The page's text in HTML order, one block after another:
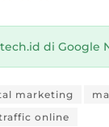
di Google
marketing
online